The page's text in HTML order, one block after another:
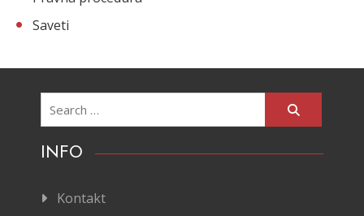
Saveti
Search
for:
INFO
Kontakt